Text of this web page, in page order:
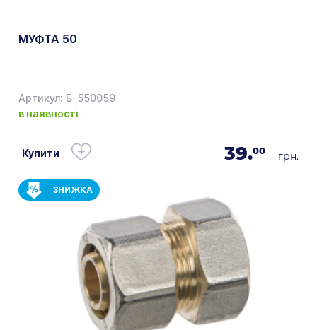
МУФТА 50
Артикул: Б-550059
в наявності
Купити 39.00 грн.
ЗНИЖКА